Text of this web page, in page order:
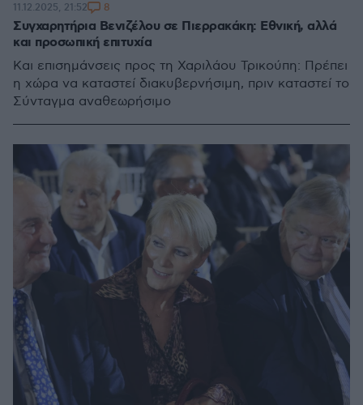
Συγχαρητήρια Βενιζέλου σε Πιερρακάκη: Εθνική, αλλά
και προσωπική επιτυχία
Και επισημάνσεις προς τη Χαριλάου Τρικούπη: Πρέπει
η χώρα να καταστεί διακυβερνήσιμη, πριν καταστεί το
Σύνταγμα αναθεωρήσιμο
11.12.2025, 21:52 8